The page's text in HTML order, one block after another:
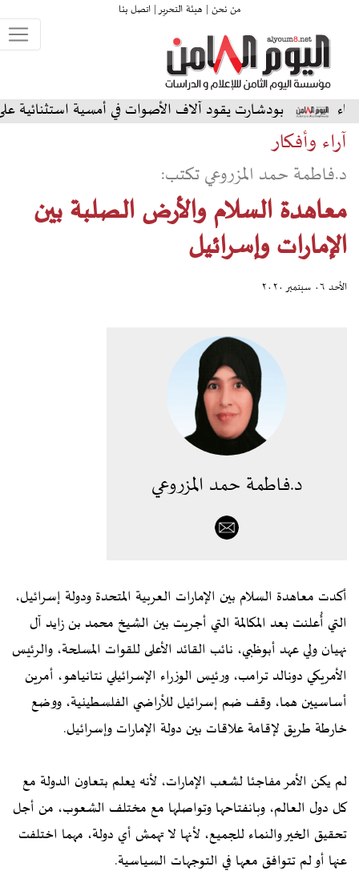
من نحن | هيئة التحرير |اتصل بنا
يقود آلاف الأصوات في أمسية استثنائية على المسرح
آراء وأفكار
د.فاطمة حمد المزروعي تكتب:
معاهدة السلام والأرض الصلبة بين
الإمارات وإسرائيل
الأحد ٠٦ سبتمبر ٢٠٢٠
د.فاطمة حمد المزروعي
أكدت معاهدة السلام بين الإمارات العربية المتحدة ودولة إسرائيل،
التي أُعلنت بعد المكالمة التي أجريت بين الشيخ محمد بن زايد آل
نهيان ولي عهد أبوظبي، نائب القائد الأعلى للقوات المسلحة، والرئيس
الأمريكي دونالد ترامب، ورئيس الوزراء الإسرائيلي نتانياهو، أمرين
أساسيين هما، وقف ضم إسرائيل للأراضي الفلسطينية، ووضع
خارطة طريق لإقامة علاقات بين دولة الإمارات وإسرائيل.
لم يكن الأمر مفاجئا لشعب الإمارات، لأنه يعلم بتعاون الدولة مع
كل دول العالم، وبانفتاحها وتواصلها مع مختلف الشعوب، من أجل
تحقيق الخير والنماء للجميع، لأنها لا تهمش أي دولة، مهما اختلفت
عنها أو لم تتوافق معها في التوجهات السياسية.